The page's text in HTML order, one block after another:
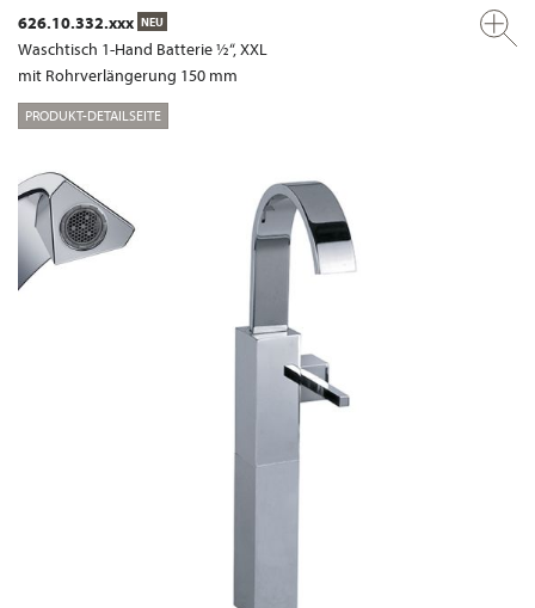
626.10.332.xxx NEU
Waschtisch 1-Hand Batterie ½“, XXL
mit Rohrverlängerung 150 mm
PRODUKT-DETAILSEITE